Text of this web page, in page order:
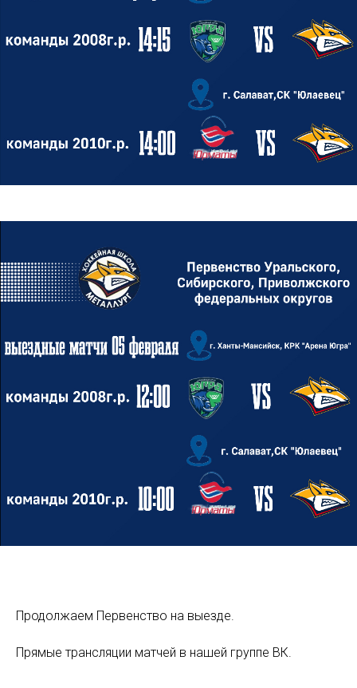
Продолжаем Первенство на выезде.
Прямые трансляции матчей в нашей группе ВК.